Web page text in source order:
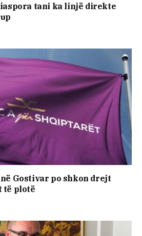
tani ka linjë direkte
Gostivar po shkon drejt
të plotë